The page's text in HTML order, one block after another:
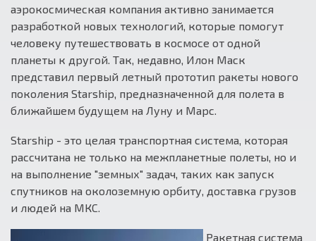
аэрокосмическая компания активно занимается
разработкой новых технологий, которые помогут
человеку путешествовать в космосе от одной
планеты к другой. Так, недавно, Илон Маск
представил первый летный прототип ракеты нового
поколения Starship, предназначенной для полета в
ближайшем будущем на Луну и Марс.
Starship - это целая транспортная система, которая
рассчитана не только на межпланетные полеты, но и
на выполнение "земных" задач, таких как запуск
спутников на околоземную орбиту, доставка грузов
и людей на МКС.
Ракетная система